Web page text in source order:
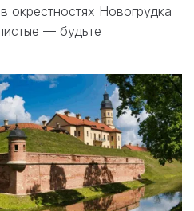
Новогрудка
— будьте